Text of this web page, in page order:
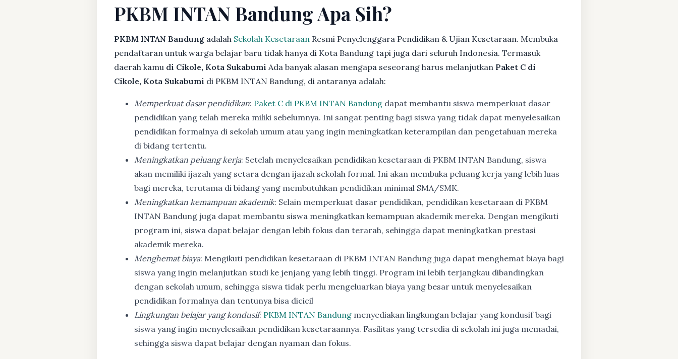
PKBM INTAN Bandung Apa Sih?
PKBM INTAN Bandung adalah Sekolah Kesetaraan Resmi Penyelenggara Pendidikan & Ujian Kesetaraan. Membuka
pendaftaran untuk warga belajar baru tidak hanya di Kota Bandung tapi juga dari seluruh Indonesia. Termasuk
daerah kamu di Cikole, Kota Sukabumi Ada banyak alasan mengapa seseorang harus melanjutkan Paket C di
Cikole, Kota Sukabumi di PKBM INTAN Bandung, di antaranya adalah:
Memperkuat dasar pendidikan: Paket C di PKBM INTAN Bandung dapat membantu siswa memperkuat dasar
pendidikan yang telah mereka miliki sebelumnya. Ini sangat penting bagi siswa yang tidak dapat menyelesaikan
pendidikan formalnya di sekolah umum atau yang ingin meningkatkan keterampilan dan pengetahuan mereka
di bidang tertentu.
Meningkatkan peluang kerja: Setelah menyelesaikan pendidikan kesetaraan di PKBM INTAN Bandung, siswa
akan memiliki ijazah yang setara dengan ijazah sekolah formal. Ini akan membuka peluang kerja yang lebih luas
bagi mereka, terutama di bidang yang membutuhkan pendidikan minimal SMA/SMK.
Meningkatkan kemampuan akademik: Selain memperkuat dasar pendidikan, pendidikan kesetaraan di PKBM
INTAN Bandung juga dapat membantu siswa meningkatkan kemampuan akademik mereka. Dengan mengikuti
program ini, siswa dapat belajar dengan lebih fokus dan terarah, sehingga dapat meningkatkan prestasi
akademik mereka.
Menghemat biaya: Mengikuti pendidikan kesetaraan di PKBM INTAN Bandung juga dapat menghemat biaya bagi
siswa yang ingin melanjutkan studi ke jenjang yang lebih tinggi. Program ini lebih terjangkau dibandingkan
dengan sekolah umum, sehingga siswa tidak perlu mengeluarkan biaya yang besar untuk menyelesaikan
pendidikan formalnya dan tentunya bisa dicicil
Lingkungan belajar yang kondusif: PKBM INTAN Bandung menyediakan lingkungan belajar yang kondusif bagi
siswa yang ingin menyelesaikan pendidikan kesetaraannya. Fasilitas yang tersedia di sekolah ini juga memadai,
sehingga siswa dapat belajar dengan nyaman dan fokus.